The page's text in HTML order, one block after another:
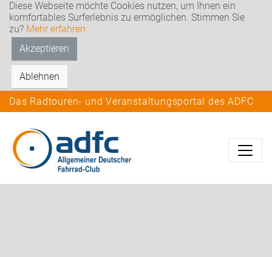
Diese Webseite möchte Cookies nutzen, um Ihnen ein
komfortables Surferlebnis zu ermöglichen. Stimmen Sie
zu? Mehr erfahren
Akzeptieren
Ablehnen
Das Radtouren- und Veranstaltungsportal des ADFC